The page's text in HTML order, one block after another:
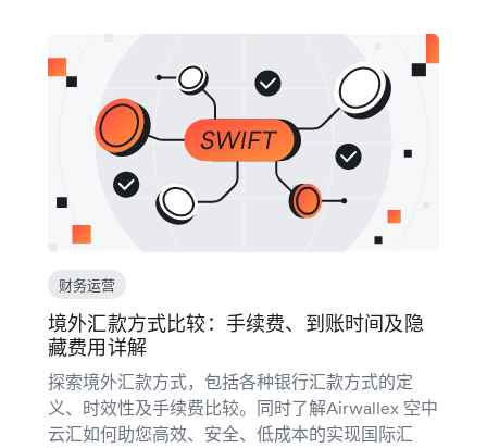
财务运营
境外汇款方式比较：手续费、到账时间及隐
藏费用详解
探索境外汇款方式，包括各种银行汇款方式的定
义、时效性及手续费比较。同时了解Airwallex 空中
云汇如何助您高效、安全、低成本的实现国际汇